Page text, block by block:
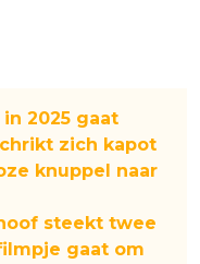
2025 gaat
zich kapot
knuppel naar
steekt twee
gaat om